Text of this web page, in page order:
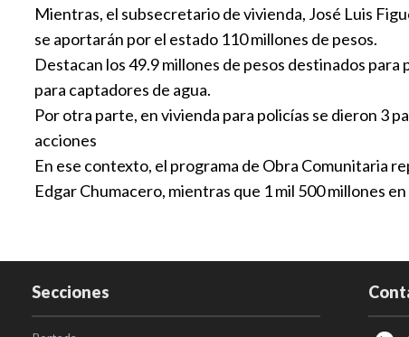
Mientras, el subsecretario de vivienda, José Luis
se aportarán por el estado 110 millones de pesos.
Destacan los 49.9 millones de pesos destinados
para captadores de agua.
Por otra parte, en vivienda para policías se dieron 3
acciones
En ese contexto, el programa de Obra Comunitaria
Edgar Chumacero, mientras que 1 mil 500 millones
Secciones